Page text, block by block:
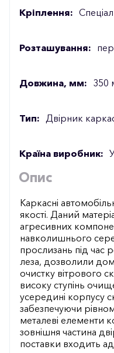
Кріплення:
Розташування:
Довжина, мм: 350
Тип: Двірник
Країна виробник:
Опис
Каркасні
якості. Даний
агресивних
навколишнього
прослизань під час
леза, дозволили
очистку вітрового
високу ступінь
усередині корпусу
забезпечуючи
металеві елементи
зовнішня частина
поставки входить